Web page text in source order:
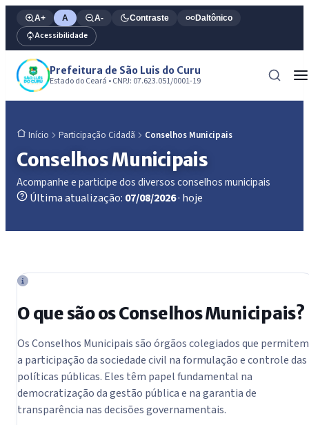
A+ A A- Contraste Daltônico
Acessibilidade
Prefeitura de São Luis do Curu
Estado do Ceará • CNPJ: 07.623.051/0001-19
Início Participação Cidadã Conselhos Municipais
Conselhos Municipais
Acompanhe e participe dos diversos conselhos municipais
Última atualização: 07/08/2026· hoje
O que são os Conselhos Municipais?
Os Conselhos Municipais são órgãos colegiados que permitem
a participação da sociedade civil na formulação e controle das
políticas públicas. Eles têm papel fundamental na
democratização da gestão pública e na garantia de
transparência nas decisões governamentais.